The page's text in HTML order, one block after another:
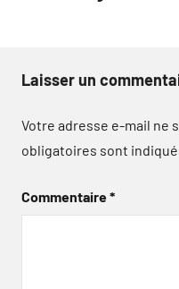
Laisser un
Votre adresse e-mail ne
obligatoires sont
Commentaire*